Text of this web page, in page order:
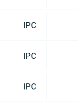
IPC
IPC
IPC